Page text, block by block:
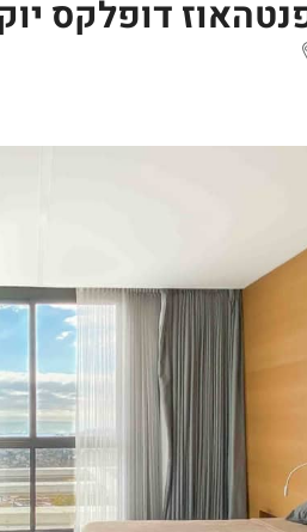
דופלקס